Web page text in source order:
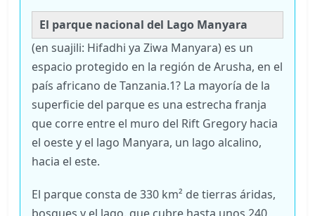
El parque nacional del Lago Manyara
(en suajili: Hifadhi ya Ziwa Manyara) es un
espacio protegido en la región de Arusha, en el
país africano de Tanzania.1? La mayoría de la
superficie del parque es una estrecha franja
que corre entre el muro del Rift Gregory hacia
el oeste y el lago Manyara, un lago alcalino,
hacia el este.
El parque consta de 330 km² de tierras áridas,